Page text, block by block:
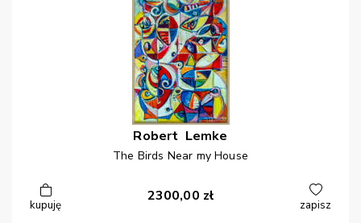
Robert Lemke
The Birds Near my House
kupuję
2300,00 zł
zapisz